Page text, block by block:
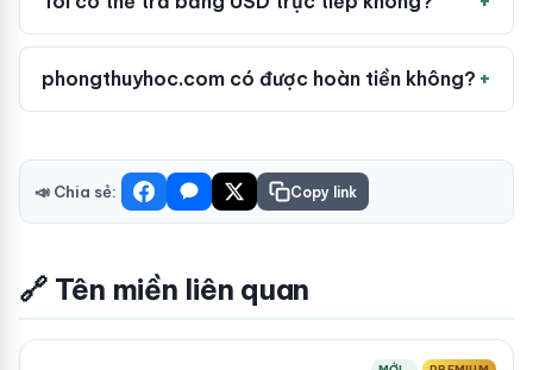
phongthuyhoc.com có được hoàn tiền không?
📣 Chia sẻ: Copy link
🔗 Tên miền liên quan